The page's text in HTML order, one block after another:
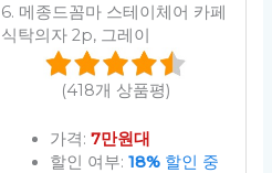
6. 메종드꼼마 스테이체어 카페
식탁의자 2p, 그레이
(418개 상품평)
가격: 7만원대
할인 여부: 18%할인 중